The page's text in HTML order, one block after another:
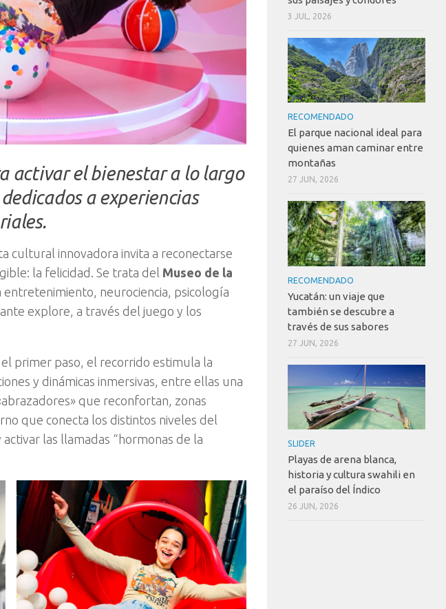
activar el bienestar a lo largo
a experiencias
cultural innovadora invita a reconectarse
la felicidad. Se trata del Museo de la
entretenimiento, neurociencia, psicología
explore, a través del juego y los
primer paso, el recorrido estimula la
y dinámicas inmersivas, entre ellas una
que reconfortan, zonas
que conecta los distintos niveles del
las llamadas “hormonas de la
3 JUL, 2026
RECOMENDADO
El parque nacional ideal para
quienes aman caminar entre
montañas
27 JUN, 2026
RECOMENDADO
Yucatán: un viaje que
también se descubre a
través de sus sabores
27 JUN, 2026
SLIDER
Playas de arena blanca,
historia y cultura swahili en
el paraíso del Índico
26 JUN, 2026